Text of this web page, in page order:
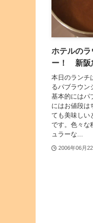
ホテルの
ー！ 新阪
本日のランチ
るパブラウン
基本的にはパ
にはお値段は
ても美味しい
です。色々な
ュラーな...
2006年06月